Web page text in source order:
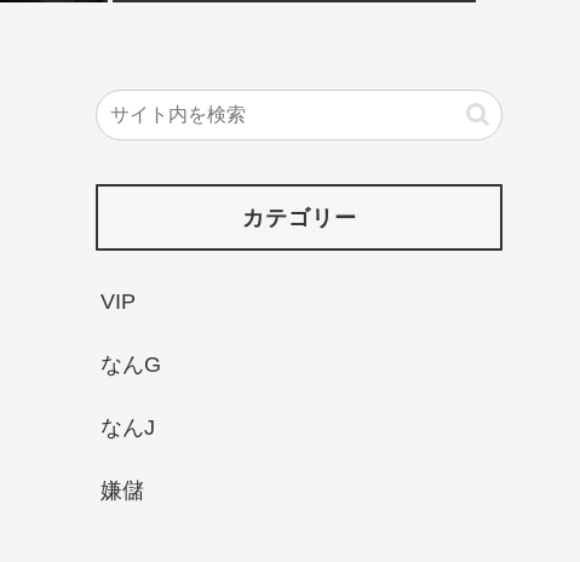
カテゴリー
VIP
なんG
なんJ
嫌儲